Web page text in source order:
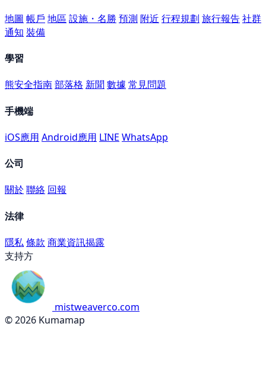
地圖 帳戶 地區 設施・名勝 預測 附近 行程規劃 旅行報告社群
通知 裝備
學習
熊安全指南部落格 新聞數據 常見問題
手機端
iOS應用 Android應用 LINE WhatsApp
公司
關於聯絡 回報
法律
隱私條款 商業資訊揭露
支持方
mistweaverco.com
© 2026 Kumamap